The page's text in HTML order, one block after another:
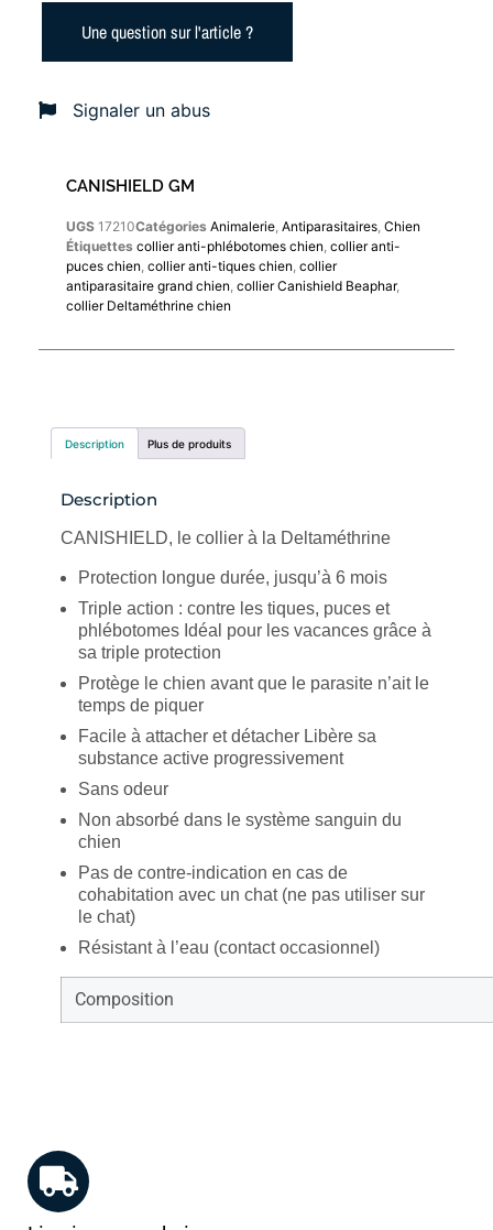
Une question sur l'article ?
Signaler un abus
CANISHIELD GM
UGS 17210Catégories Animalerie Antiparasitaires Chien
Étiquettes collier anti-phlébotomes chien collier anti-
puces chien collier anti-tiques chien collier
antiparasitaire grand chien collier Canishield Beaphar,
collier Deltaméthrine chien
Description Plus de produits
Description
CANISHIELD, le collier à la Deltaméthrine
Protection longue durée, jusqu’à 6 mois
Triple action : contre les tiques, puces et
phlébotomes Idéal pour les vacances grâce à
sa triple protection
Protège le chien avant que le parasite n’ait le
temps de piquer
Facile à attacher et détacher Libère sa
substance active progressivement
Sans odeur
Non absorbé dans le système sanguin du
chien
Pas de contre-indication en cas de
cohabitation avec un chat (ne pas utiliser sur
le chat)
Résistant à l’eau (contact occasionnel)
Composition